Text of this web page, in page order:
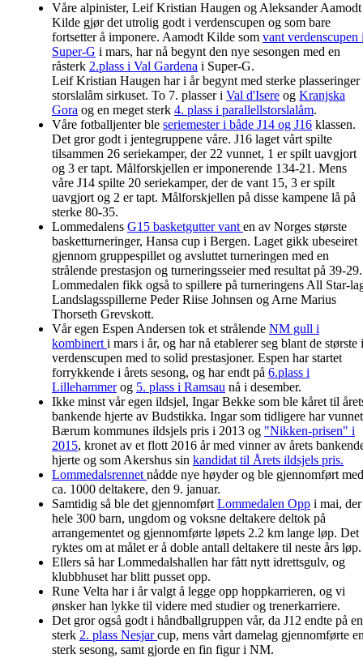
Våre alpinister, Leif Kristian Haugen og Aleksander Aamodt
Kilde gjør det utrolig godt i verdenscupen og som bare
fortsetter å imponere. Aamodt Kilde som vant verdenscupen
Super-G i mars, har nå begynt den nye sesongen med en
råsterk 2.plass i Val Gardena i Super-G.
Leif Kristian Haugen har i år begynt med sterke plasseringer
storslalåm sirkuset. To 7. plasser i Val d'Isere og Kranjska
Gora og en meget sterk 4. plass i parallellstorslalåm.
Våre fotballjenter ble seriemester i både J14 og J16 klassen.
Det gror godt i jentegruppene våre. J16 laget vårt spilte
tilsammen 26 seriekamper, der 22 vunnet, 1 er spilt uavgjort
og 3 er tapt. Målforskjellen er imponerende 134-21. Mens
våre J14 spilte 20 seriekamper, der de vant 15, 3 er spilt
uavgjort og 2 er tapt. Målforskjellen på disse kampene lå på
sterke 80-35.
Lommedalens G15 basketgutter vant en av Norges største
basketturneringer, Hansa cup i Bergen. Laget gikk ubeseiret
gjennom gruppespillet og avsluttet turneringen med en
strålende prestasjon og turneringsseier med resultat på 39-29.
Lommedalen fikk også to spillere på turneringens All Star-
Landslagsspillerne Peder Riise Johnsen og Arne Marius
Thorseth Grevskott.
Vår egen Espen Andersen tok et strålende NM gull i
kombinert i mars i år, og har nå etablerer seg blant de største i
verdenscupen med to solid prestasjoner. Espen har startet
forrykkende i årets sesong, og har endt på 6.plass i
Lillehammerog 5. plass i Ramsau nå i desember.
Ikke minst vår egen ildsjel, Ingar Bekke som ble kåret til
bankende hjerte av Budstikka. Ingar som tidligere har vunnet
Bærum kommunes ildsjels pris i 2013 og "Nikken-prisen" i
2015, kronet av et flott 2016 år med vinner av årets
hjerte og som Akershus sin kandidat til Årets ildsjels pris.
Lommedalsrennet nådde nye høyder og ble gjennomført med
ca. 1000 deltakere, den 9. januar.
Samtidig så ble det gjennomført Lommedalen Opp i mai, der
hele 300 barn, ungdom og voksne deltakere deltok på
arrangementet og gjennomførte løpets 2.2 km lange løp. Det
ryktes om at målet er å doble antall deltakere til neste års løp.
Ellers så har Lommedalshallen har fått nytt idrettsgulv, og
klubbhuset har blitt pusset opp.
Rune Velta har i år valgt å legge opp hoppkarrieren, og vi
ønsker han lykke til videre med studier og trenerkarriere.
Det gror også godt i håndballgruppen vår, da J12 endte på en
sterk 2. plass Nesjarcup, mens vårt damelag gjennomførte
sterk sesong, samt gjorde en fin figur i NM.